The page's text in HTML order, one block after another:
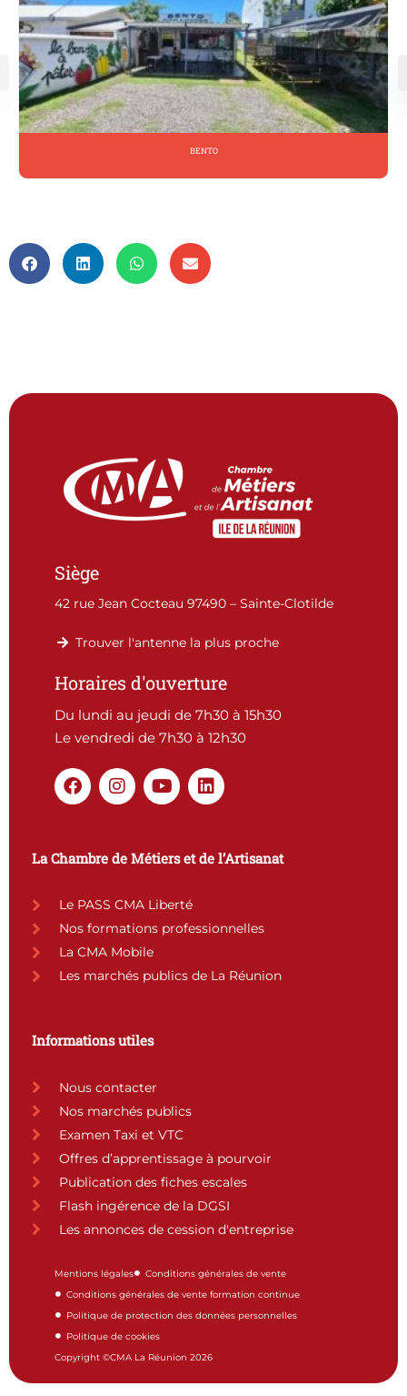
BENTO
Siège
42 rue Jean Cocteau 97490 – Sainte-Clotilde
Trouver l'antenne la plus proche
Horaires d'ouverture
Du lundi au jeudi de 7h30 à 15h30
Le vendredi de 7h30 à 12h30
F
a
o
k
I
n
a
g
a
m
Y
o
b
L
i
e
d
La Chambre de Métiers et de l’Artisanat
Le PASS CMA Liberté
Nos formations professionnelles
La CMA Mobile
Les marchés publics de La Réunion
Informations utiles
Nous contacter
Nos marchés publics
Examen Taxi et VTC
Offres d’apprentissage à pourvoir
Publication des fiches escales
Flash ingérence de la DGSI
Les annonces de cession d'entreprise
Mentions légales
Conditions générales de vente
Conditions générales de vente formation continue
Politique de protection des données personnelles
Politique de cookies
Copyright ©CMA La Réunion 2026